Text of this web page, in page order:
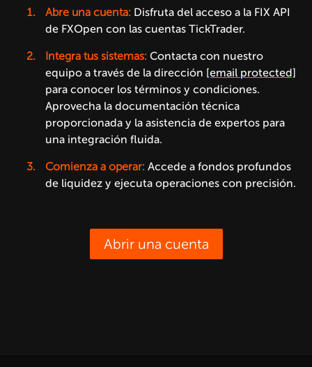
Abre una cuenta: Disfruta del acceso a la FIX API
de FXOpen con las cuentas TickTrader.
Integra tus sistemas: Contacta con nuestro
equipo a través de la dirección [email protected]
para conocer los términos y condiciones.
Aprovecha la documentación técnica
proporcionada y la asistencia de expertos para
una integración fluida.
Comienza a operar: Accede a fondos profundos
de liquidez y ejecuta operaciones con precisión.
Abrir una cuenta